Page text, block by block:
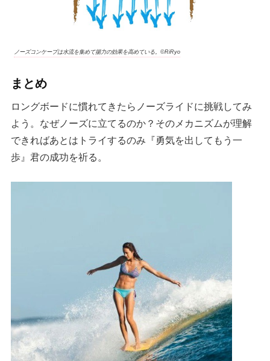
ノーズコンケープは水流を集めて揚力の効果を高めている。©RiRyo
まとめ
ロングボードに慣れてきたらノーズライドに挑戦してみ
よう。なぜノーズに立てるのか？そのメカニズムが理解
できればあとはトライするのみ『勇気を出してもう一
歩』君の成功を祈る。